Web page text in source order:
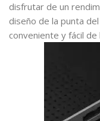
disfrutar de un
diseño de la punta
conveniente y fácil